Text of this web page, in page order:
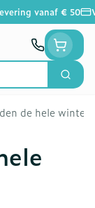
vanaf € 50
Zoek
de hele winter